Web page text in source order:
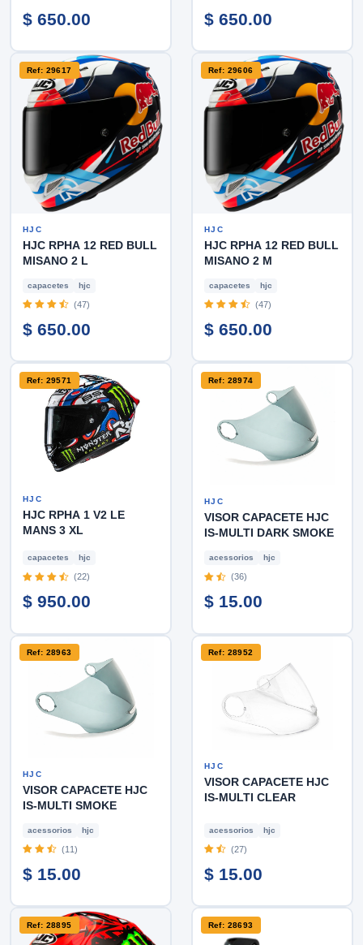
$ 650.00 $ 650.00
Ref: 29617
HJC
HJC RPHA 12 RED BULL
MISANO 2 L
capacetes hjc
(47)
$ 650.00
Ref: 29606
HJC
HJC RPHA 12 RED BULL
MISANO 2 M
capacetes hjc
(47)
$ 650.00
Ref: 29571
HJC
HJC RPHA 1 V2 LE
MANS 3 XL
capacetes hjc
(22)
$ 950.00
Ref: 28974
HJC
VISOR CAPACETE HJC
IS-MULTI DARK SMOKE
acessorios hjc
(36)
$ 15.00
Ref: 28963
HJC
VISOR CAPACETE HJC
IS-MULTI SMOKE
acessorios hjc
(11)
$ 15.00
Ref: 28952
HJC
VISOR CAPACETE HJC
IS-MULTI CLEAR
acessorios hjc
(27)
$ 15.00
Ref: 28895 Ref: 28693